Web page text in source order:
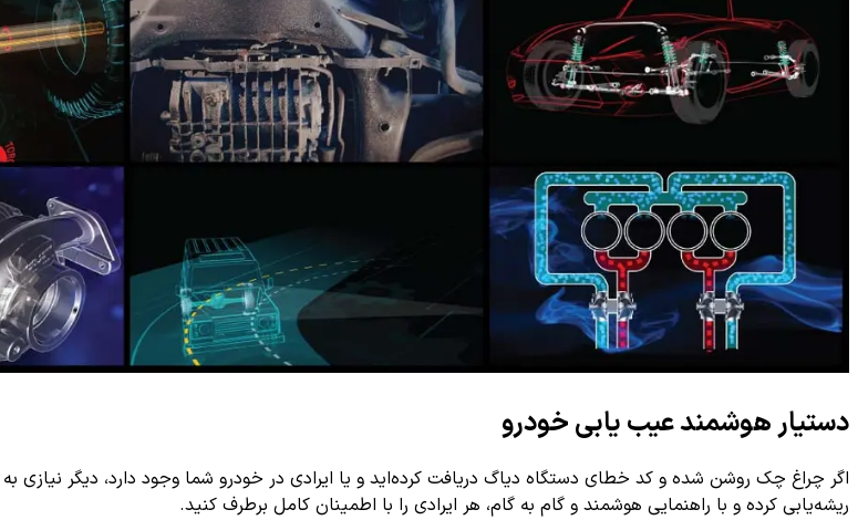
دستیار هوشمند عیب یابی خودرو
ریشه‌یابی کرده و با راهنمایی هوشمند و گام به گام، هر ایرادی را با اطمینان کامل برطرف کنید.